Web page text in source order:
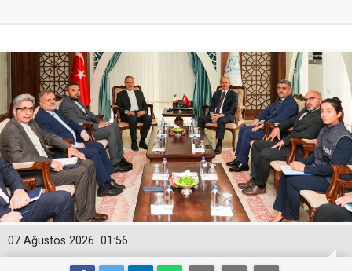
01:56
07 Ağustos 2026